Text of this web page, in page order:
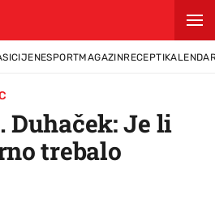
CIJENESPORTMAGAZINRECEPTI
Duhaček: Je li
trebalo